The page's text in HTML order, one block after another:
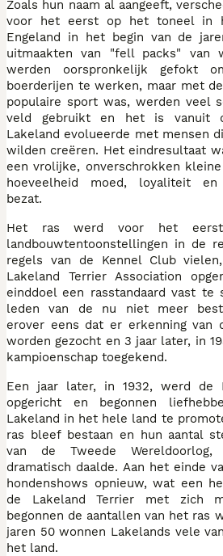
Zoals hun naam al aangeeft,
voor het eerst op het toneel in
Engeland in het begin van de
uitmaakten van "fell packs" van
werden oorspronkelijk gefokt
boerderijen te werken, maar met
populaire sport was, werden veel
veld gebruikt en het is vanuit
Lakeland evolueerde met mensen
wilden creëren. Het eindresultaat
een vrolijke, onverschrokken
hoeveelheid moed, loyaliteit en
bezat.
Het ras werd voor het eerst
landbouwtentoonstellingen in de
regels van de Kennel Club
Lakeland Terrier Association
einddoel een rasstandaard vast te
leden van de nu niet meer
erover eens dat er erkenning van
worden gezocht en 3 jaar later, in
kampioenschap toegekend.
Een jaar later, in 1932, werd de
opgericht en begonnen
Lakeland in het hele land te
ras bleef bestaan en hun aantal
van de Tweede
dramatisch daalde. Aan het einde
hondenshows opnieuw, wat een
de Lakeland Terrier met zich
begonnen de aantallen van het ras
jaren 50 wonnen Lakelands vele
het land.